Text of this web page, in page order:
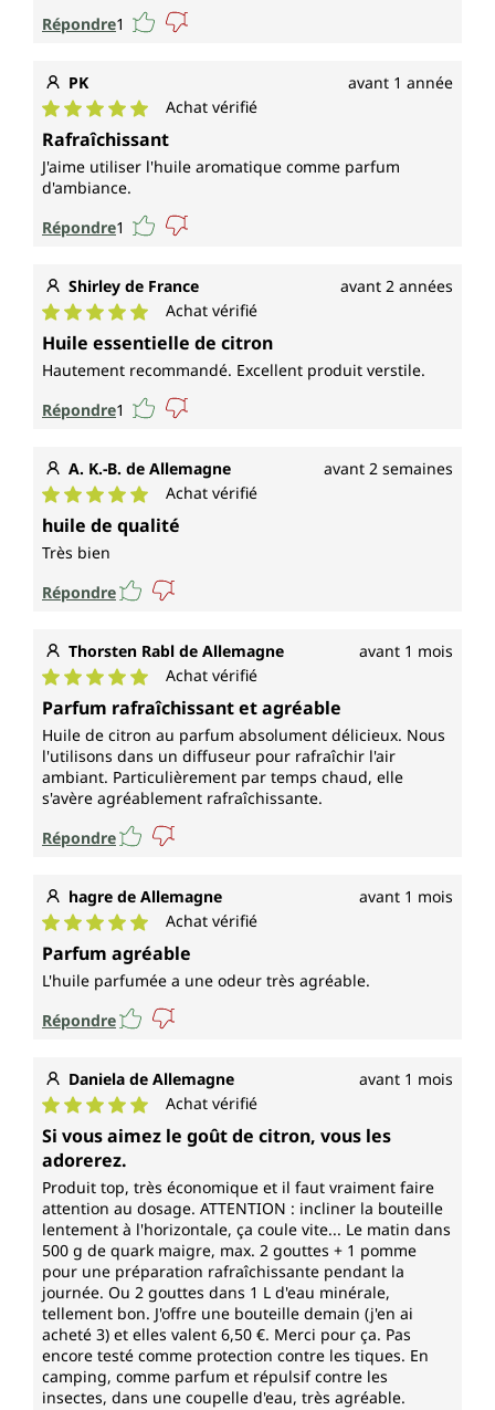
Répondre1
PK avant 1 année
Note moyenne de 5 sur 5 étoiles
Achat vérifié
Rafraîchissant
J'aime utiliser l'huile aromatique comme parfum
d'ambiance.
Répondre1
Shirley de France avant 2 années
Note moyenne de 5 sur 5 étoiles
Achat vérifié
Huile essentielle de citron
Hautement recommandé. Excellent produit verstile.
Répondre1
A. K.-B. de Allemagne avant 2 semaines
Note moyenne de 5 sur 5 étoiles
Achat vérifié
huile de qualité
Très bien
Répondre
Thorsten Rabl de Allemagne avant 1 mois
Note moyenne de 5 sur 5 étoiles
Achat vérifié
Parfum rafraîchissant et agréable
Huile de citron au parfum absolument délicieux. Nous
l'utilisons dans un diffuseur pour rafraîchir l'air
ambiant. Particulièrement par temps chaud, elle
s'avère agréablement rafraîchissante.
Répondre
hagre de Allemagne avant 1 mois
Note moyenne de 5 sur 5 étoiles
Achat vérifié
Parfum agréable
L'huile parfumée a une odeur très agréable.
Répondre
Daniela de Allemagne avant 1 mois
Note moyenne de 5 sur 5 étoiles
Achat vérifié
Si vous aimez le goût de citron, vous les
adorerez.
Produit top, très économique et il faut vraiment faire
attention au dosage. ATTENTION : incliner la bouteille
lentement à l'horizontale, ça coule vite... Le matin dans
500 g de quark maigre, max. 2 gouttes + 1 pomme
pour une préparation rafraîchissante pendant la
journée. Ou 2 gouttes dans 1 L d'eau minérale,
tellement bon. J'offre une bouteille demain (j'en ai
acheté 3) et elles valent 6,50 €. Merci pour ça. Pas
encore testé comme protection contre les tiques. En
camping, comme parfum et répulsif contre les
insectes, dans une coupelle d'eau, très agréable.